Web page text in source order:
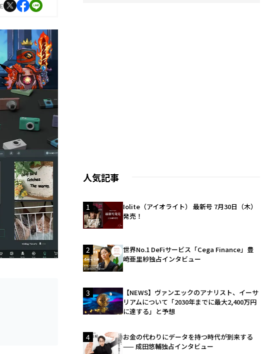
人気記事
1
Iolite（アイオライト） 最新号 7月30日（木）
発売！
2
世界No.1 DeFiサービス「Cega Finance」豊
崎亜里紗独占インタビュー
3
【NEWS】ヴァンエックのアナリスト、イーサ
リアムについて「2030年までに最大2,400万円
に達する」と予想
4
お金の代わりにデータを持つ時代が到来する
—— 成田悠輔独占インタビュー